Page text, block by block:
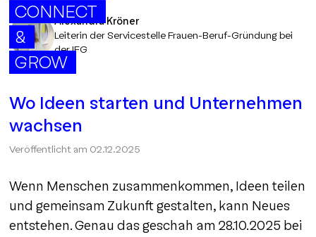
CONNECT
&
GROW
Alexandra Kröner
Leiterin der Servicestelle Frauen-Beruf-Gründung bei
der IFG
Wo Ideen starten und Unternehmen
wachsen
Veröffentlicht am 02.12.2025
Wenn Menschen zusammenkommen, Ideen teilen
und gemeinsam Zukunft gestalten, kann Neues
entstehen. Genau das geschah am 28.10.2025 bei